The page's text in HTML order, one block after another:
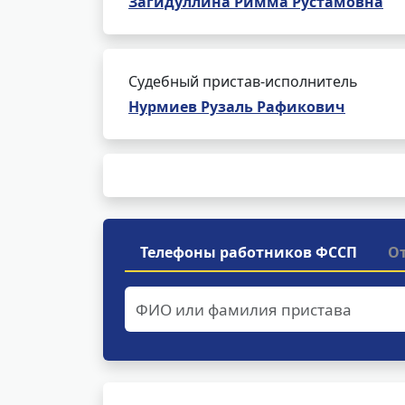
Судебный пристав-исполнитель
Нурмиев Рузаль Рафикович
Телефоны работников ФССП